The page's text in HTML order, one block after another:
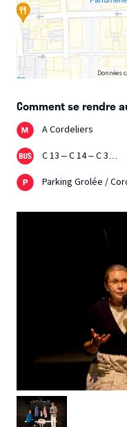
Données
Comment se rendre
A Cordeliers
C 13 – C 14 – C 3…
Parking Grolée /